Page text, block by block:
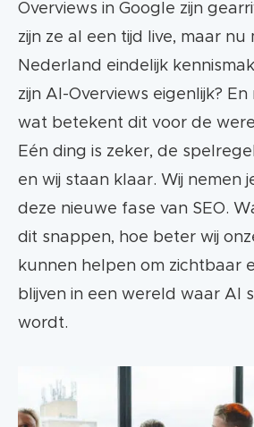
Overviews in Google zijn
zijn ze al een tijd live, maar nu
Nederland eindelijk
zijn AI-Overviews eigenlijk?
wat betekent dit voor de
Eén ding is zeker, de
en wij staan klaar. Wij nemen
deze nieuwe fase van SEO.
dit snappen, hoe beter wij
kunnen helpen om zichtbaar
blijven in een wereld waar AI
wordt.